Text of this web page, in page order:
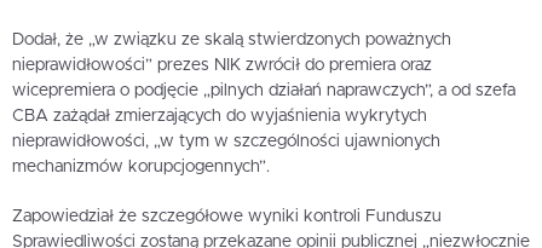
Dodał, że „w związku ze skalą stwierdzonych poważnych
nieprawidłowości” prezes NIK zwrócił do premiera oraz
wicepremiera o podjęcie „pilnych działań naprawczych”, a od szefa
CBA zażądał zmierzających do wyjaśnienia wykrytych
nieprawidłowości, „w tym w szczególności ujawnionych
mechanizmów korupcjogennych”.
Zapowiedział że szczegółowe wyniki kontroli Funduszu
Sprawiedliwości zostaną przekazane opinii publicznej „niezwłocznie